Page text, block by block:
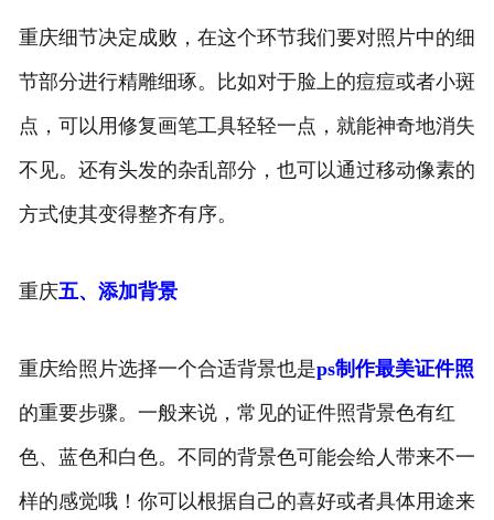
重庆细节决定成败，在这个环节我们要对照片中的细
节部分进行精雕细琢。比如对于脸上的痘痘或者小斑
点，可以用修复画笔工具轻轻一点，就能神奇地消失
不见。还有头发的杂乱部分，也可以通过移动像素的
方式使其变得整齐有序。
重庆五、添加背景
重庆给照片选择一个合适背景也是ps制作最美证件照
的重要步骤。一般来说，常见的证件照背景色有红
色、蓝色和白色。不同的背景色可能会给人带来不一
样的感觉哦！你可以根据自己的喜好或者具体用途来